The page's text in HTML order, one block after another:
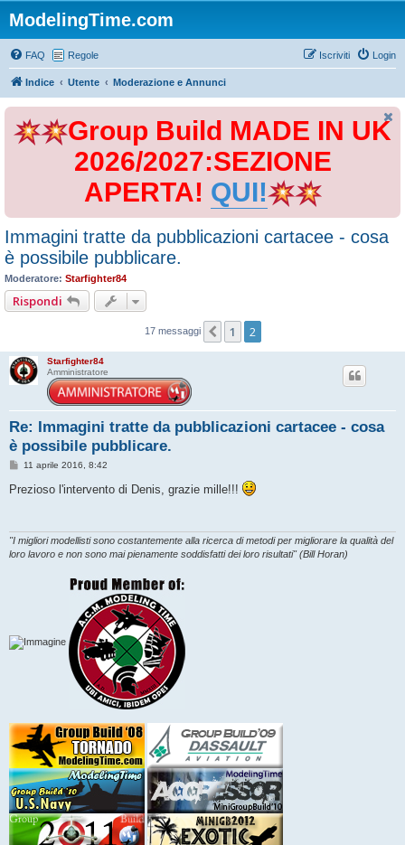
ModelingTime.com
FAQ Regole Login
Iscriviti
Indice Utente Moderazione e Annunci
Group Build MADE IN UK
2026/2027:SEZIONE
APERTA! QUI!
Immagini tratte da pubblicazioni cartacee - cosa
è possibile pubblicare.
Moderatore: Starfighter84
Rispondi
17 messaggi Precedente
1 2
Starfighter84
Amministratore
Re: Immagini tratte da pubblicazioni cartacee - cosa
è possibile pubblicare.
M
s
s
i
o
11 aprile 2016, 8:42
Prezioso l'intervento di Denis, grazie mille!!!
"I migliori modellisti sono costantemente alla ricerca di metodi per migliorare la qualità del
loro lavoro e non sono mai pienamente soddisfatti dei loro risultati" (Bill Horan)